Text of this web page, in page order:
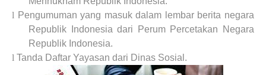
l Pengumuman yang masuk dalam lembar berita negara
Republik Indonesia dari Perum Percetakan Negara
Republik Indonesia.
l Tanda Daftar Yayasan dari Dinas Sosial.